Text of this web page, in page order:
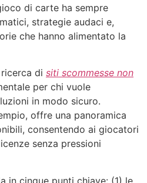
di carte ha sempre
strategie audaci e,
che hanno alimentato la
di siti scommesse non
per chi vuole
in modo sicuro.
offre una panoramica
consentendo ai giocatori
senza pressioni
in cinque punti chiave: (1) le